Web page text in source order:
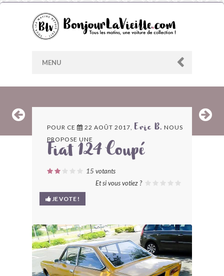
MENU
ARCHIVES
LES CONTRIBUTEURS
LE BLOG
BONJOURLAVIEILLE ?
MODÈLES ET MARQUES
POUR CE 22 AOÛT 2017, Eric B. NOUS
PROPOSE UNE
Fiat 124 Coupé
15 votants
Et si vous votiez ?
JE VOTE !